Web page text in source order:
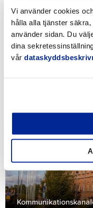
Vi använder cookies
hålla alla tjänster
använder sidan. Du
dina
vår